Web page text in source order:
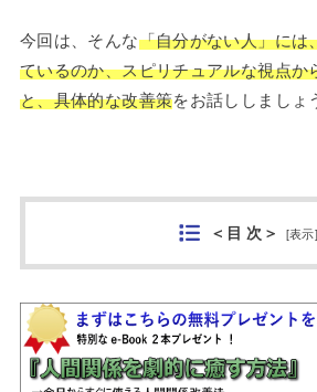
今回は、そんな「自分がない人」には
ているのか、スピリチュアルな視点か
と、具体的な改善策をお話ししましょ
＜目 次＞ [表示]